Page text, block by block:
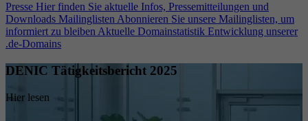
Presse Hier finden Sie aktuelle Infos, Pressemitteilungen und
Downloads Mailinglisten Abonnieren Sie unsere Mailinglisten, um
informiert zu bleiben Aktuelle Domainstatistik Entwicklung unserer
.de-Domains
DENIC Tätigkeitsbericht 2025
Hier lesen